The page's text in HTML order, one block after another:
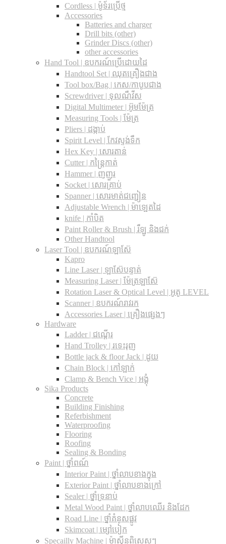
Cordless​ | ម៉ូទ័រប្រើថ្ម
Accessories
Batteries and charger
Drill bits (other)
Grinder Discs (other)
other accessories
Hand Tool | ឧបករណ៍ប្រើដោយដៃ
Handtool Set | ឈុតគ្រឿងជាង
Tool box/Bag | កេស/កាបូបជាង
Screwdriver | ទុលណឺវីស
Digital Multimeter | អ៊ូមម៉ែត្រ
Measuring Tools | ម៉ែត្រ
Pliers | ដង្កាប់
Spirit Level | កែវស្ទង់ទឹក
Hex Key | សោរតាន់
Cutter | កន្រ្តៃកាត់
Hammer | ញញួរ
Socket | សោរគ្រាប់
Spanner |​ សោរមាត់ជញ្ជៀន
Adjustable Wrench |​ ម៉ាឡេតដៃ
knife | កាំបិត
Paint Roller & Brush | រឺឡូ និងជក់
Other Handtool
Laser Tool | ឧបករណ៍ឡាស៊ែ
Kapro
Line Laser | ឡាស៊ែបន្ទាត់
Measuring Laser | ម៉ែត្រឡាស៊ែ
Rotation Laser & Optical Level | អូតូ LEVEL
Scanner | ឧបករណ៍រាវរក
Accessories Laser | គ្រឿងផ្សេងៗ
Hardware
Ladder | ជណ្តើរ
Hand Trolley | រទេះរុញ
Bottle jack & floor Jack​ | ដូយ
Chain Block | កៅឡាក់
Clamp & Bench Vice | អង្គុំ
Sika Products
Concrete
Building Finishing
Referbishment
Waterproofing
Flooring
Roofing
Sealing & Bonding
Paint | ថ្នាំពណ៍
Interior Paint | ថ្នាំលាបខាងក្នុង
Exterior Paint | ថ្នាំលាបខាងក្រៅ
Sealer | ថ្នាំទ្រនាប់
Metal Wood Paint | ថ្នាំលាបឈើរ និងដែក
Road Line | ថ្នាំគំនូសផ្លូវ
Skimcoat | ម្សៅបៀក
Specailly Machine | ម៉ាស៊ីនពិសេសៗ